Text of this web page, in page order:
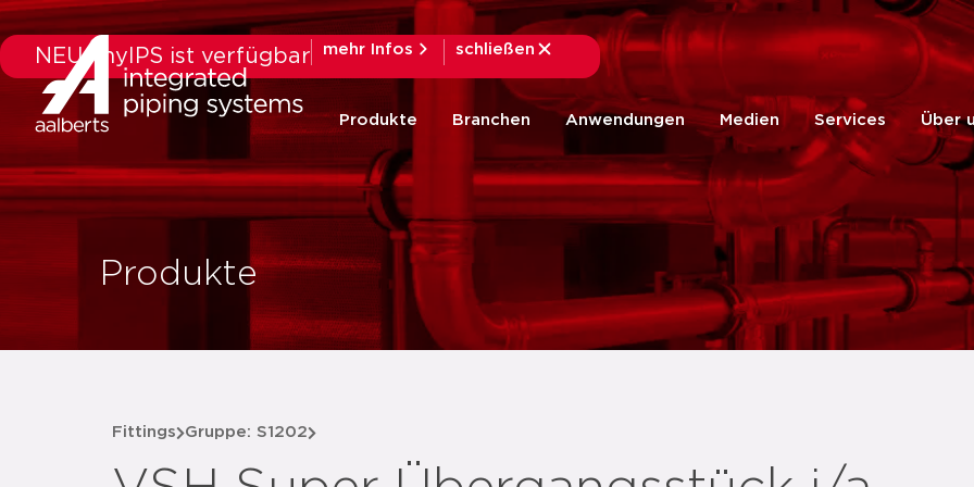
NEU: myIPS ist verfügbar mehr Infos
schließen
schließen
Produkte Branchen Anwendungen Medien Services Über
Produkte
Fittings Gruppe: S1202